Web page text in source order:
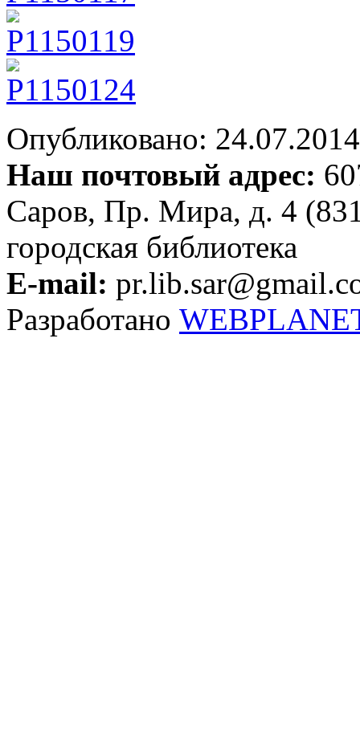
Опубликовано:
Наш почтовый адрес:
Саров, Пр. Мира, д. 4
городская библиотека
E-mail:
Разработано